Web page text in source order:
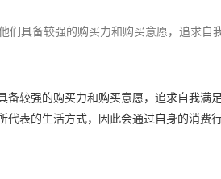
们具备较强的购买力和购买意愿，追求自
备较强的购买力和购买意愿，追求自我满
代表的生活方式，因此会通过自身的消费